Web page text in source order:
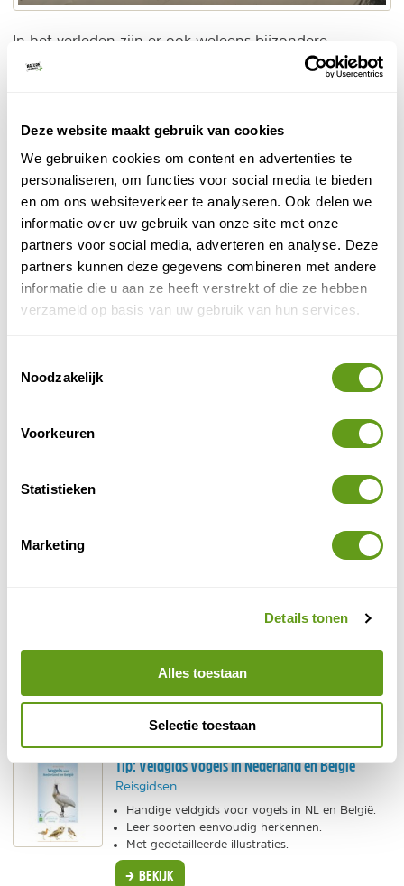
Deze website maakt gebruik van cookies
We gebruiken cookies om content en advertenties te
personaliseren, om functies voor social media te bieden
en om ons websiteverkeer te analyseren. Ook delen we
informatie over uw gebruik van onze site met onze
partners voor social media, adverteren en analyse. Deze
partners kunnen deze gegevens combineren met andere
informatie die u aan ze heeft verstrekt of die ze hebben
verzameld op basis van uw gebruik van hun services.
Noodzakelijk
Voorkeuren
Statistieken
Marketing
Details tonen
Alles toestaan
Selectie toestaan
In het verleden zijn er ook weleens bijzondere
dwaalgasten gespot op Vlieland, zoals twee
sneeuwuilen! De kans dat je ze vaker ziet is heel klein.
mooier. Je weet immers nooit wat je tegen zal komen.
kijkje te nemen op Vlieland.
Vogelreis Vlieland
Zelf ook vogels spotten op Vlieland? Boek dan een
leuk huisje op het eiland en trek er met je verrekijker
op uit. Of ga mee met een excursie, bijvoorbeeld van
Staatsbosbeheer. Wie op zoek is naar een leuke
Tip: Veldgids Vogels in Nederland en België
Reisgidsen
Handige veldgids voor vogels in NL en België.
Leer soorten eenvoudig herkennen.
Met gedetailleerde illustraties.
BEKIJK